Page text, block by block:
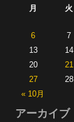
月
火
« 10月
6
7
13
14
20
21
27
28
アーカイブ